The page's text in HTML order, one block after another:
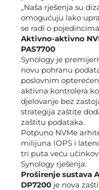
„Naša rješenja su
omogućuju lako
se radi o
Aktivno-aktivno
PAS7700
Synology je
novu pohranu
poslovnim
aktivna kontrolera
djelovanje bez
strategija zaštite
zaštitu podataka.
Potpuno NVMe
milijuna IOPS i
tri puta veću
Synology rješenja.
Proširenje sustava
DP7200 je nova